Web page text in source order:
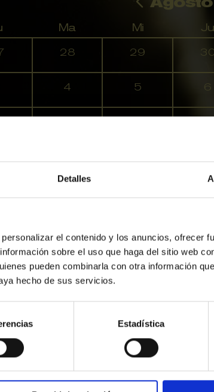
Detalles
el contenido y los anuncios, ofrecer
sobre el uso que haga del sitio web
pueden combinarla con otra información
hecho de sus servicios.
Estadística
Ma Mi Ju
ninguna actividad este mes
28 29
4 5 6
Media